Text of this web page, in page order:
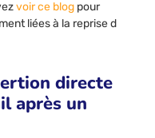
voir ce blog pour
liées à la reprise d
directe
après un